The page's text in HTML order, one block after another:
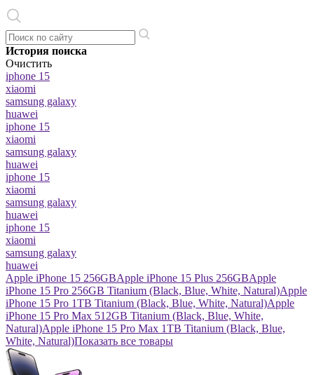
История поиска
Очистить
iphone 15
xiaomi
samsung galaxy
huawei
iphone 15
xiaomi
samsung galaxy
huawei
iphone 15
xiaomi
samsung galaxy
huawei
iphone 15
xiaomi
samsung galaxy
huawei
Apple iPhone 15 256GBApple iPhone 15 Plus 256GBApple
iPhone 15 Pro 256GB Titanium (Black, Blue, White, Natural)Apple
iPhone 15 Pro 1TB Titanium (Black, Blue, White, Natural)Apple
iPhone 15 Pro Max 512GB Titanium (Black, Blue, White,
Natural)Apple iPhone 15 Pro Max 1TB Titanium (Black, Blue,
White, Natural)Показать все товары